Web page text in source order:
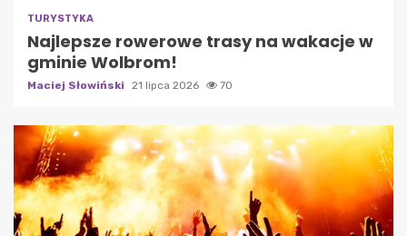
TURYSTYKA
Najlepsze rowerowe trasy na wakacje w
gminie Wolbrom!
Maciej Słowiński 21 lipca 2026 70